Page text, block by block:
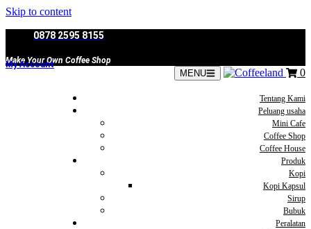
Skip to content
0878 2595 8155
Make Your Own Coffee Shop
My Account
MENU 0
Tentang Kami
Peluang usaha
Mini Cafe
Coffee Shop
Coffee House
Produk
Kopi
Kopi Kapsul
Sirup
Bubuk
Peralatan